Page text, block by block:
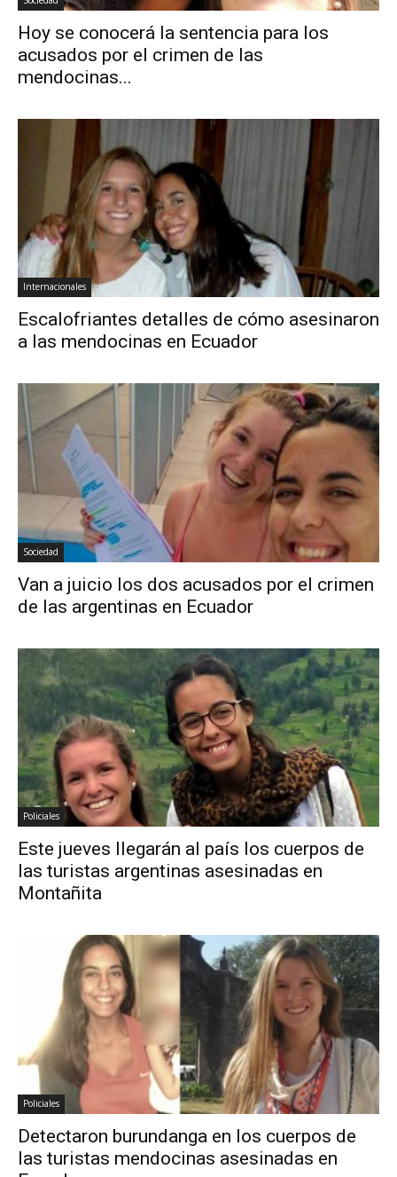
Hoy se conocerá la sentencia para los
acusados por el crimen de las
mendocinas...
Internacionales
Escalofriantes detalles de cómo asesinaron
a las mendocinas en Ecuador
Sociedad
Van a juicio los dos acusados por el crimen
de las argentinas en Ecuador
Policiales
Este jueves llegarán al país los cuerpos de
las turistas argentinas asesinadas en
Montañita
Policiales
Detectaron burundanga en los cuerpos de
las turistas mendocinas asesinadas en